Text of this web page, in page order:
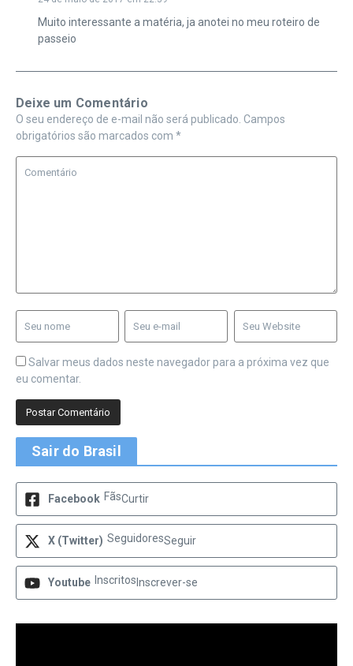
Muito interessante a matéria, ja anotei no meu roteiro de
passeio
Deixe um Comentário
O seu endereço de e-mail não será publicado. Campos
obrigatórios são marcados com *
Salvar meus dados neste navegador para a próxima vez que
eu comentar.
Sair do Brasil
Facebook FãsCurtir
X (Twitter) SeguidoresSeguir
Youtube Inscritos Inscrever-se